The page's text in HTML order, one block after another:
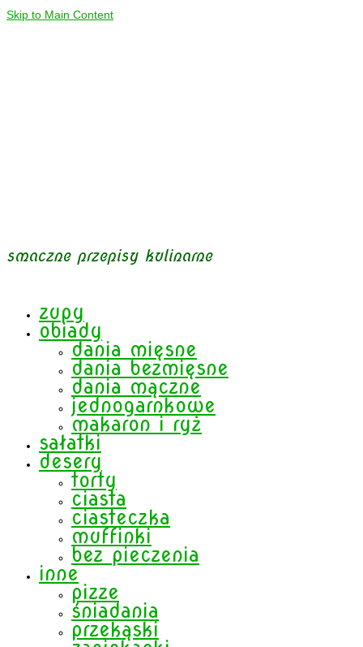
Skip to Main Content
smaczne przepisy kulinarne
zupy
obiady
dania mięsne
dania bezmięsne
dania mączne
jednogarnkowe
makaron i ryż
sałatki
desery
torty
ciasta
ciasteczka
muffinki
bez pieczenia
inne
pizze
śniadania
przekąski